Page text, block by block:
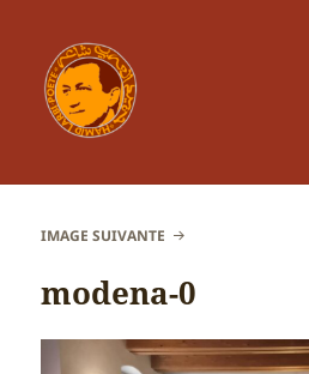
IMAGE SUIVANTE
modena-0